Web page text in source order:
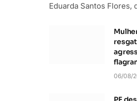
Eduarda Santos Flores,
06/08/